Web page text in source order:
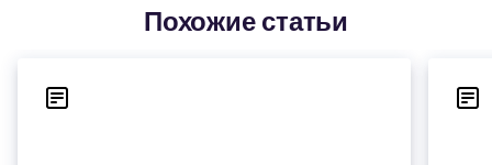
Похожие статьи